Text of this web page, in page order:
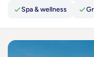
Spa & wellness